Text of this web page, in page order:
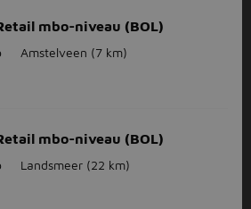
mbo-niveau (BOL)
Amstelveen (7 km)
mbo-niveau (BOL)
Landsmeer (22 km)